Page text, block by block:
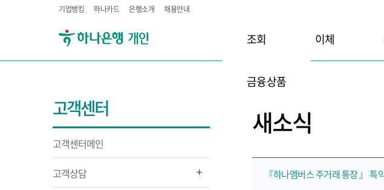
기업뱅킹 하나카드 은행소개 채용안내
조회 이체
금융상품
고객센터
고객센터메인
고객상담
새소식
『하나멤버스 주거래 통장 』 특